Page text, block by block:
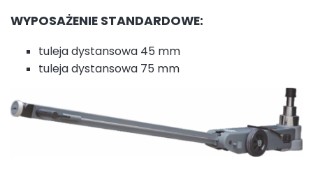
WYPOSAŻENIE STANDARDOWE:
tuleja dystansowa 45 mm
tuleja dystansowa 75 mm